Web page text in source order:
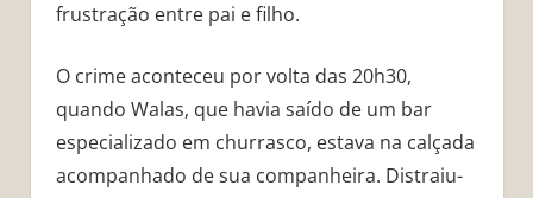
frustração entre pai e filho.
O crime aconteceu por volta das 20h30,
quando Walas, que havia saído de um bar
especializado em churrasco, estava na calçada
acompanhado de sua companheira. Distraiu-